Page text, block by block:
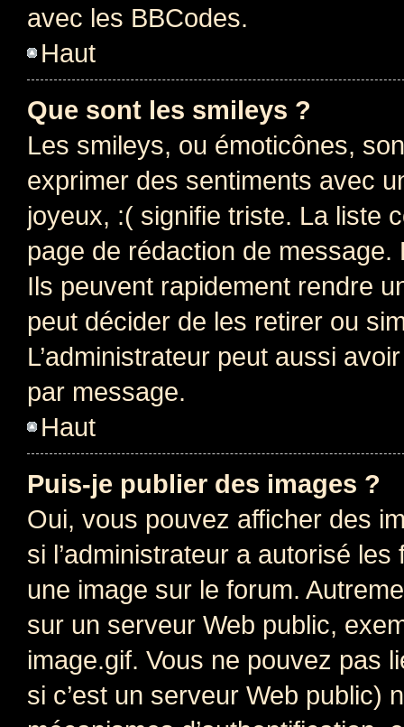
avec les BBCodes.
Haut
Que sont les smileys ?
Les smileys, ou émoticônes,
exprimer des sentiments avec
joyeux, :( signifie triste. La liste
page de rédaction de
Ils peuvent rapidement rendre
peut décider de les retirer ou
L’administrateur peut aussi
par message.
Haut
Puis-je publier des images ?
Oui, vous pouvez afficher des
si l’administrateur a autorisé
une image sur le forum.
sur un serveur Web public,
image.gif. Vous ne pouvez pas
si c’est un serveur Web public)